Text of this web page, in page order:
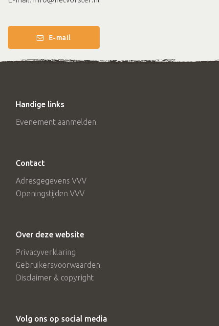
E-mail
Handige links
Evenement aanmelden
Contact
Adresgegevens VVV
Openingstijden VVV
Over deze website
Privacyverklaring
Gebruikersvoorwaarden
Disclaimer & copyright
Volg ons op social media